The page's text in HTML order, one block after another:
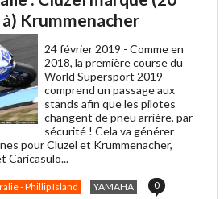
Krummenacher
24 février 2019 - Comme en
2018, la première course du
World Supersport 2019
comprend un passage aux
stands afin que les pilotes
changent de pneu arrière, par
sécurité ! Cela va générer
pour Cluzel et Krummenacher,
Caricasulo...
- Phillip Island YAMAHA 0